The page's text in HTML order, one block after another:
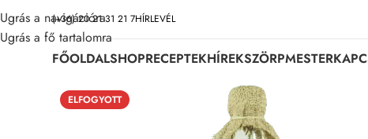
Ugrás a navigációra
Ugrás a fő tartalomra
(+36) 20 21 31 21 7HÍRLEVÉL
FŐOLDALSHOPRECEPTEKHÍREKSZÖRPMESTER
ELFOGYOTT